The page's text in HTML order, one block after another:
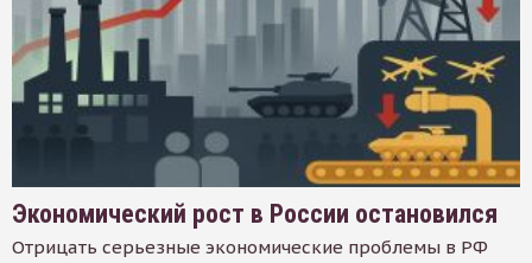
Экономический рост в России остановился
Отрицать серьезные экономические проблемы в РФ